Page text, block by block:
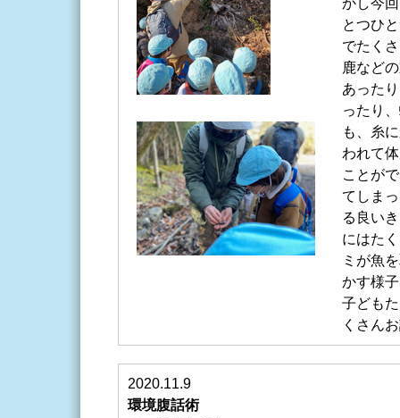
かし今
とつひ
でたく
鹿など
あった
ったり
も、糸
われて
ことが
てしま
る良い
にはた
ミが魚
かす様
子ども
くさん
2020.11.9
環境腹話術